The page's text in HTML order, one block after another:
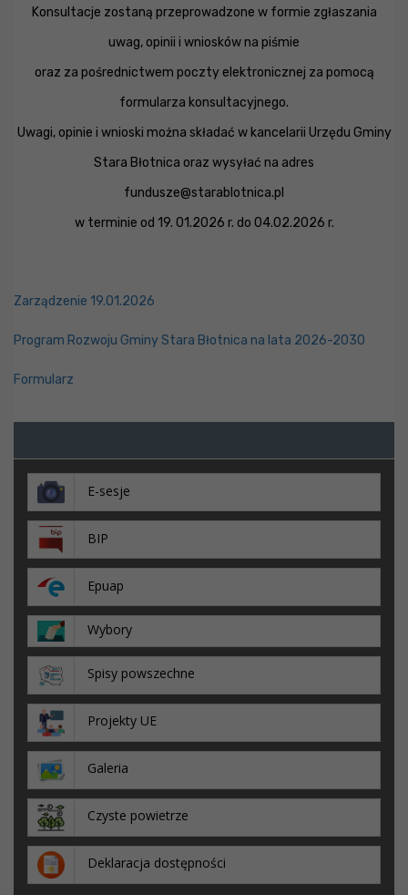
Konsultacje zostaną przeprowadzone w formie zgłaszania
uwag, opinii i wniosków na piśmie
oraz za pośrednictwem poczty elektronicznej za pomocą
formularza konsultacyjnego.
Uwagi, opinie i wnioski można składać w kancelarii Urzędu Gminy
Stara Błotnica oraz wysyłać na adres
fundusze@starablotnica.pl
w terminie od 19. 01.2026 r. do 04.02.2026 r.
Zarządzenie 19.01.2026
Program Rozwoju Gminy Stara Błotnica na lata 2026-2030
Formularz
E-sesje
BIP
Epuap
Wybory
Spisy powszechne
Projekty UE
Galeria
Czyste powietrze
Deklaracja dostępności